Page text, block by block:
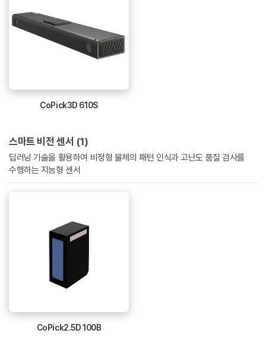
CoPick3D 610S
스마트 비전 센서 (1)
딥러닝 기술을 활용하여 비정형 물체의 패턴 인식과 고난도 품질 검사를
수행하는 지능형 센서
CoPick2.5D 100B